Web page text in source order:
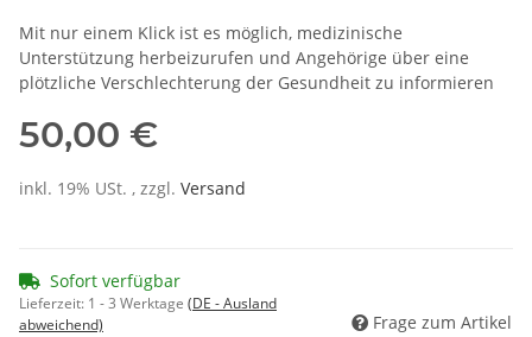
Mit nur einem Klick ist es möglich, medizinische
Unterstützung herbeizurufen und Angehörige über eine
plötzliche Verschlechterung der Gesundheit zu informieren
50,00 €
inkl. 19% USt. , zzgl. Versand
Sofort verfügbar
Lieferzeit: 1 - 3 Werktage (DE - Ausland
abweichend)
Frage zum Artikel